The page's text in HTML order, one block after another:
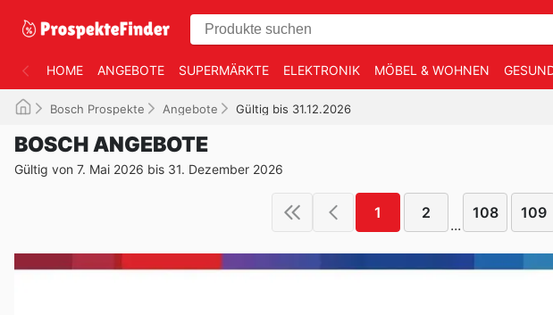
HOME ANGEBOTE SUPERMÄRKTE ELEKTRONIK MÖBEL & WOHNEN
Bosch Prospekte Angebote Gültig bis 31.12.2026
BOSCH ANGEBOTE
Gültig von 7. Mai 2026 bis 31. Dezember 2026
1 2
...
108 109